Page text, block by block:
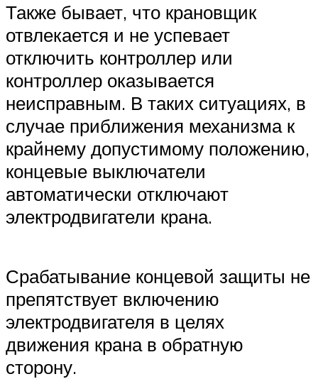
Также бывает, что крановщик
отвлекается и не успевает
отключить контроллер или
контроллер оказывается
неисправным. В таких ситуациях, в
случае приближения механизма к
крайнему допустимому положению,
концевые выключатели
автоматически отключают
электродвигатели крана.
Срабатывание концевой защиты не
препятствует включению
электродвигателя в целях
движения крана в обратную
сторону.